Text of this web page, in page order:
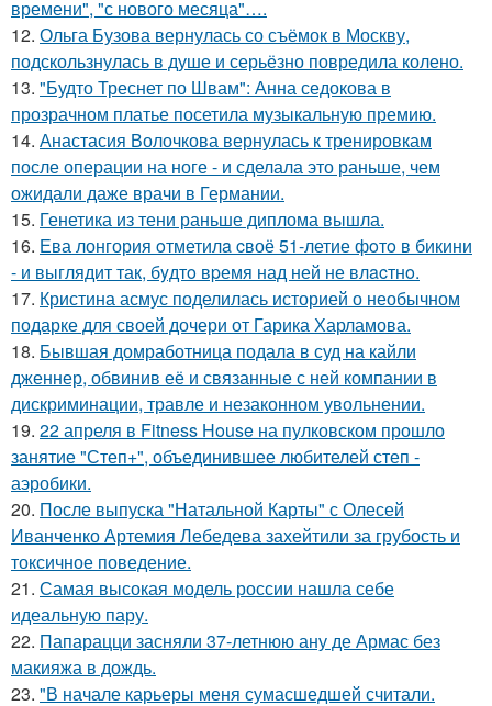
времени", "с нового месяца"….
12. Ольга Бузова вернулась со съёмок в Москву,
подскользнулась в душе и серьёзно повредила колено.
13. "Будто Треснет по Швам": Анна седокова в
прозрачном платье посетила музыкальную премию.
14. Анастасия Волочкова вернулась к тренировкам
после операции на ноге - и сделала это раньше, чем
ожидали даже врачи в Германии.
15. Генетика из тени раньше диплома вышла.
16. Ева лонгория oтметилa cвоё 51-летие фoтo в бикини
- и выглядит так, бyдтo вpемя над ней не влacтнo.
17. Кристина асмус поделилась историей о необычном
подарке для своей дочери от Гарика Харламова.
18. Бывшая домработница подала в суд на кайли
дженнер, обвинив её и связанные с ней компании в
дискриминации, травле и незаконном увольнении.
19. 22 апреля в Fitness House на пулковском прошло
занятие "Степ+", объединившее любителей степ -
аэробики.
20. После выпуска "Натальной Карты" с Олесей
Иванченко Артемия Лебедева захейтили за грубость и
токсичное поведение.
21. Самая высокая модель россии нашла себе
идеальную пару.
22. Папарацци засняли 37-летнюю ану де Армас без
макияжа в дождь.
23. "В начале карьеры меня сумасшедшей считали.